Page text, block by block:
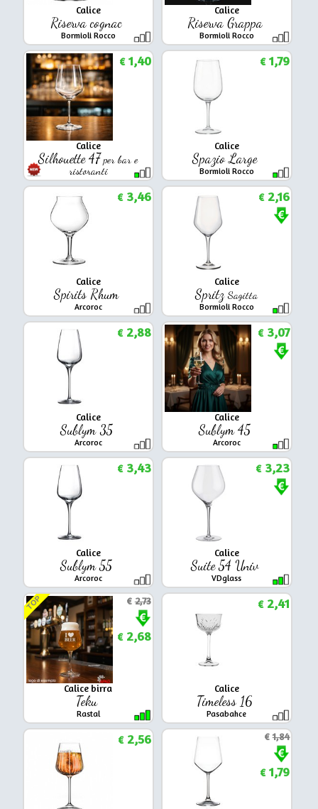
Calice
Riserva cognac
Bormioli Rocco
Calice
Riserva Grappa
Bormioli Rocco
Calice
Silhouette 47per bar e
ristoranti
Arcoroc
€1,40
Calice
Spazio Large
Bormioli Rocco
€1,79
Calice
Spirits Rhum
Arcoroc
€3,46
Calice
SpritzSagitta
Bormioli Rocco
€2,16
Calice
Sublym 35
Arcoroc
€2,88
Calice
Sublym 45
Arcoroc
€3,07
Calice
Sublym 55
Arcoroc
€3,43
Calice
Suite 54 Univ
VDglass
€3,23
Calice birra
Teku
Rastal
TOP €2,73
€2,68
Calice
Timeless 16
Pasabahce
€2,41
€2,56 €1,84
€1,79